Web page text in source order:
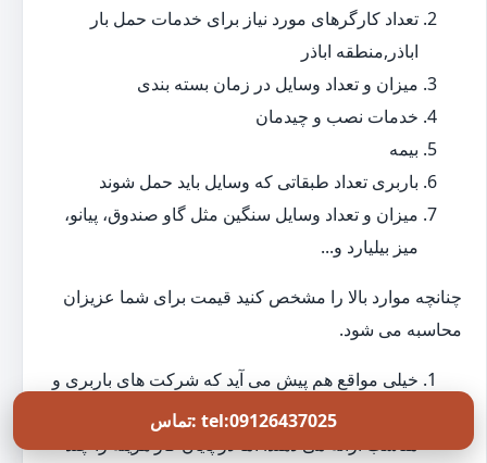
تعداد کارگرهای مورد نیاز برای خدمات حمل بار
اباذر,منطقه اباذر
میزان و تعداد وسایل در زمان بسته بندی
خدمات نصب و چیدمان
بیمه
باربری تعداد طبقاتی که وسایل باید حمل شوند
میزان و تعداد وسایل سنگین مثل گاو صندوق، پیانو،
میز بیلیارد و...
چنانچه موارد بالا را مشخص کنید قیمت برای شما عزیزان
محاسبه می شود.
خیلی مواقع هم پیش می آید که شرکت های باربری و
حمل بار در زمان عقد قرارداد، حمل اثاثیه با قیمت
مناسب ارائه می دهند. اما در پایان کار هزینه را چند
تماس: tel:09126437025